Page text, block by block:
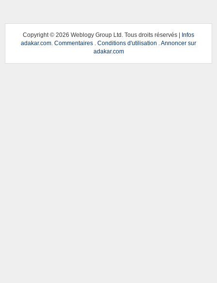
Copyright © 2026 Weblogy Group Ltd. Tous droits réservés | Infos
adakar.com Commentaires Conditions d'utilisation
Annoncer sur
adakar.com